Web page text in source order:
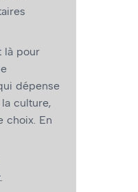
là pour
dépense
la culture,
choix. En